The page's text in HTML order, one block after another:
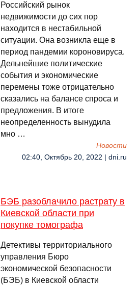
Российский рынок
недвижимости до сих пор
находится в нестабильной
ситуации. Она возникла еще в
период пандемии короновируса.
Дельнейшие политические
события и экономические
перемены тоже отрицательно
сказались на балансе спроса и
предложения. В итоге
неопределенность вынудила
мно …
Новости
02:40, Октябрь 20, 2022 | dni.ru
БЭБ разоблачило растрату в
Киевской области при
покупке томографа
Детективы территориального
управления Бюро
экономической безопасности
(БЭБ) в Киевской области